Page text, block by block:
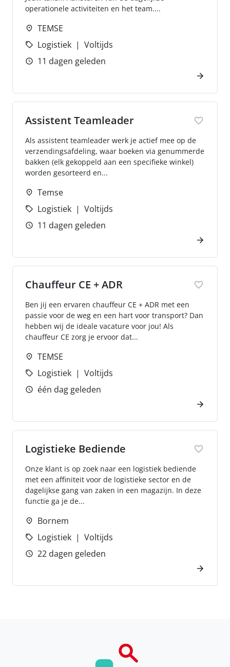
operationele activiteiten en het team....
TEMSE
Logistiek
Voltijds
11 dagen geleden
Assistent Teamleader
Als assistent teamleader werk je actief mee op de
verzendingsafdeling, waar boeken via genummerde
bakken (elk gekoppeld aan een specifieke winkel)
worden gesorteerd en...
Temse
Logistiek
Voltijds
11 dagen geleden
Chauffeur CE + ADR
Ben jij een ervaren chauffeur CE + ADR met een
passie voor de weg en een hart voor transport? Dan
hebben wij de ideale vacature voor jou! Als
chauffeur CE zorg je ervoor dat...
TEMSE
Logistiek
Voltijds
één dag geleden
Logistieke Bediende
Onze klant is op zoek naar een logistiek bediende
met een affiniteit voor de logistieke sector en de
dagelijkse gang van zaken in een magazijn. In deze
functie ga je de...
Bornem
Logistiek
Voltijds
22 dagen geleden